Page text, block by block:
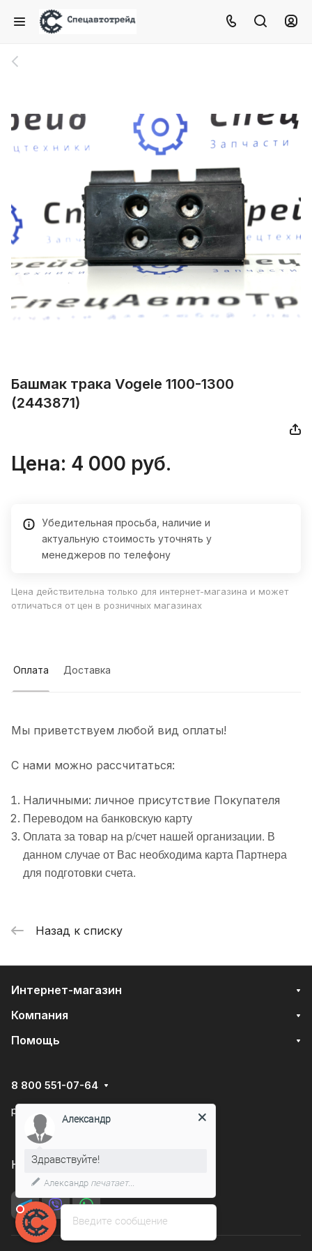
Башмак трака Vogele 1100-1300
(2443871)
Цена: 4 000 руб.
Убедительная просьба, наличие и
актуальную стоимость уточнять у
менеджеров по телефону
Цена действительна только для интернет-магазина и может
отличаться от цен в розничных магазинах
Оплата Доставка
Мы приветствуем любой вид оплаты!
С нами можно рассчитаться:
Наличными: личное присутствие Покупателя
Переводом на банковскую карту
Оплата за товар на р/счет нашей организации. В
данном случае от Вас необходима карта Партнера
для подготовки счета.
Назад к списку
Интернет-магазин
Компания
Помощь
8 800 551-07-64
podarovdr@specautotrade.pro
Нижний Новгород, Чаадаева д.10к
Введите сообщение
Александр
Здравствуйте!
Александр печатает...